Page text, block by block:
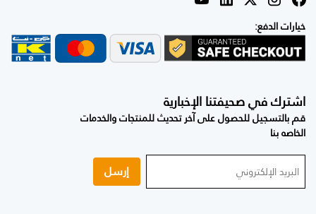
خيارات الدفع:
اشترك في صحيفتنا الإخبارية
قم بالتسجيل للحصول على آخر تحديث للمنتجات والخدمات
الخاصه بنا
إرسل